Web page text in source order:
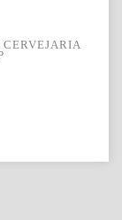
CERVEJARIA